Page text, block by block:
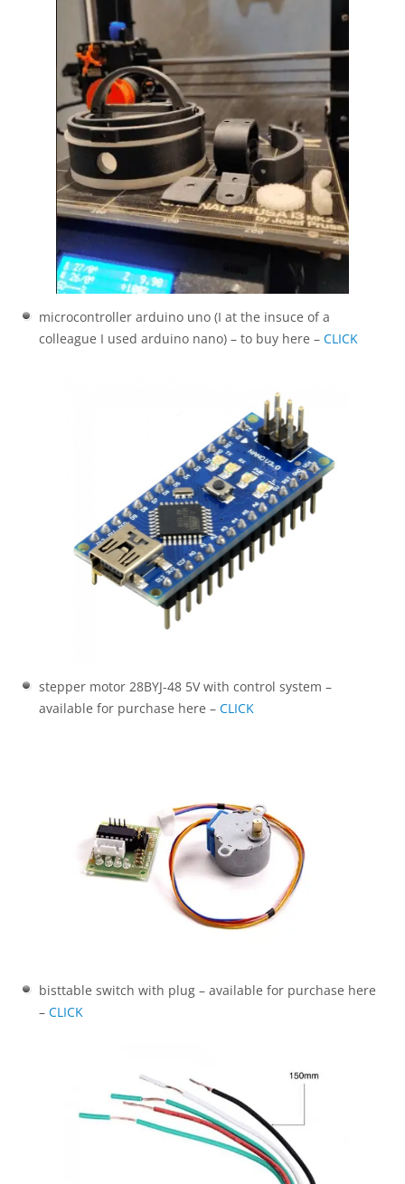
microcontroller arduino uno (I at the insuce of a
colleague I used arduino nano) – to buy here –CLICK
stepper motor 28BYJ-48 5V with control system –
available for purchase here –CLICK
bisttable switch with plug – available for purchase here
–CLICK